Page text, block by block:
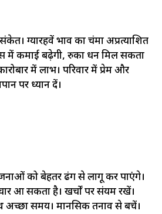
ग्यारहवें भाव का चंद्रमा अप्रत्याशित
में कमाई बढ़ेगी, रुका धन मिल सकता
में लाभ। परिवार में प्रेम और
पर ध्यान दें।
को बेहतर ढंग से लागू कर पाएंगे।
आ सकता है। खर्चों पर संयम रखें।
अच्छा समय। मानसिक तनाव से बचें।